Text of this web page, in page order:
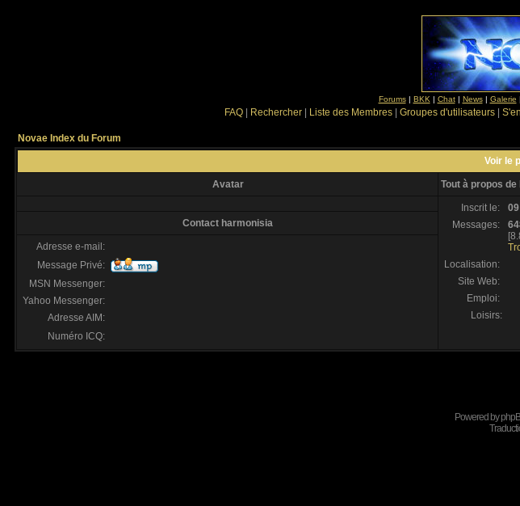
Forums| BKK | Chat| News| Galerie |
FAQ Rechercher Liste des Membres Groupes d'utilisateurs
Novae Index du Forum
Voir le
Avatar Tout à propos
Inscrit le:
Messages:
Localisation:
Site Web:
Emploi:
Loisirs:
Contact harmonisia
Adresse e-mail:
Message Privé:
MSN Messenger:
Yahoo Messenger:
Adresse AIM:
Numéro ICQ:
Powered by